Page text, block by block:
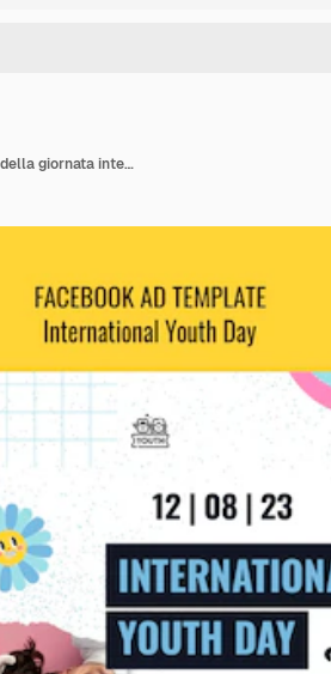
Modello promozionale dei social media per la celebrazione della giornata internazionale della gioventù